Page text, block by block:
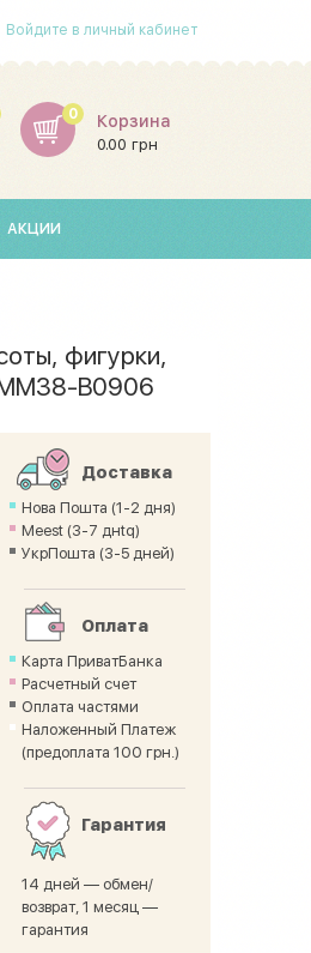
Войдите в личный кабинет
0 Корзина
0.00 грн
АКЦИИ
фигурки,
B0906
Доставка
Нова Пошта (1-2 дня)
Meest (3-7 днtq)
УкрПошта (3-5 дней)
Оплата
Карта ПриватБанка
Расчетный счет
Оплата частями
Наложенный Платеж
(предоплата 100 грн.)
Гарантия
14 дней — обмен/
возврат, 1 месяц —
гарантия